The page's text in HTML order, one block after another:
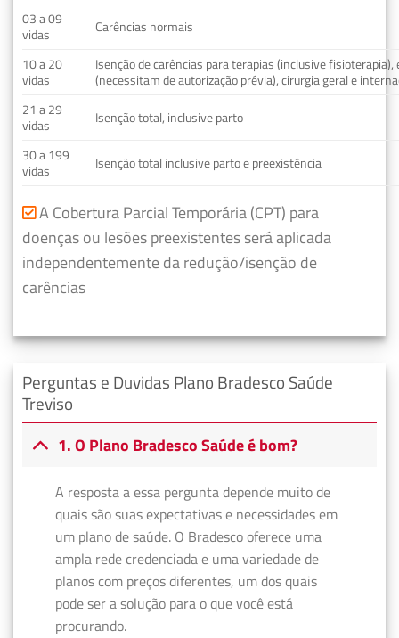
03 a 09
vidas
Carências normais
10 a 20
vidas
Isenção de carências para terapias (inclusive fisioterapia),
(necessitam de autorização prévia), cirurgia geral e
21 a 29
vidas
Isenção total, inclusive parto
30 a 199
vidas
Isenção total inclusive parto e preexistência
A Cobertura Parcial Temporária (CPT) para
doenças ou lesões preexistentes será aplicada
independentemente da redução/isenção de
carências
Perguntas e Duvidas Plano Bradesco Saúde
Treviso
1. O Plano Bradesco Saúde é bom?
A resposta a essa pergunta depende muito de
quais são suas expectativas e necessidades em
um plano de saúde. O Bradesco oferece uma
ampla rede credenciada e uma variedade de
planos com preços diferentes, um dos quais
pode ser a solução para o que você está
procurando.